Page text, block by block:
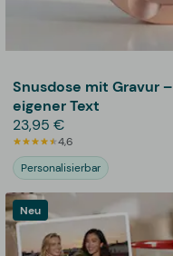
Snusdose mit Gravur –
eigener Text
23,95 €
4,6
Personalisierbar
Neu